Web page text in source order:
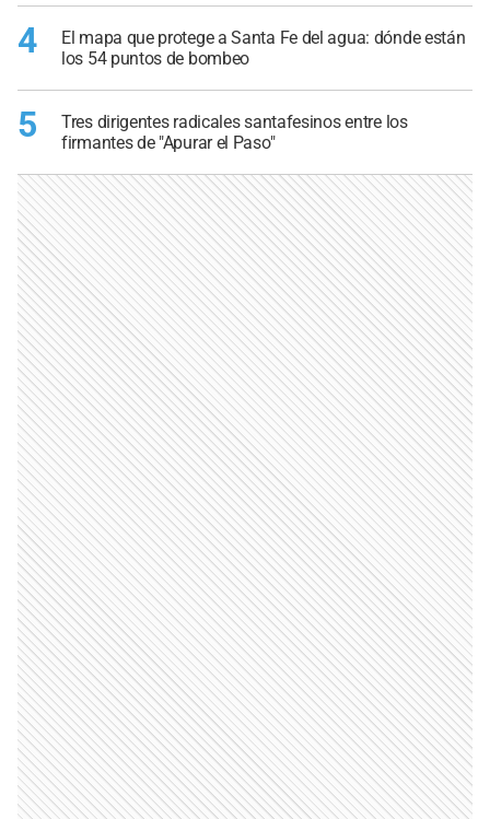
4
El mapa que protege a Santa Fe del agua: dónde están
los 54 puntos de bombeo
5
Tres dirigentes radicales santafesinos entre los
firmantes de "Apurar el Paso"